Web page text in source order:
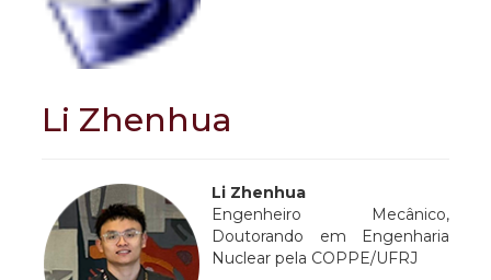
Li Zhenhua
Li Zhenhua
Engenheiro Mecânico,
Doutorando em Engenharia
Nuclear pela COPPE/UFRJ